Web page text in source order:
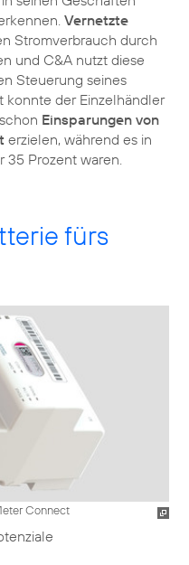
Vernetzte
Stromverbrauch durch
und C&A nutzt diese
Steuerung seines
konnte der Einzelhändler
Einsparungen von
erzielen, während es in
35 Prozent waren.
fürs
Connect